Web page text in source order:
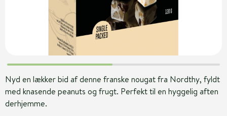
Nyd en lækker bid af denne franske nougat fra Nordthy, fyldt
med knasende peanuts og frugt. Perfekt til en hyggelig aften
derhjemme.